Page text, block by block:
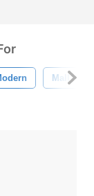
Mall